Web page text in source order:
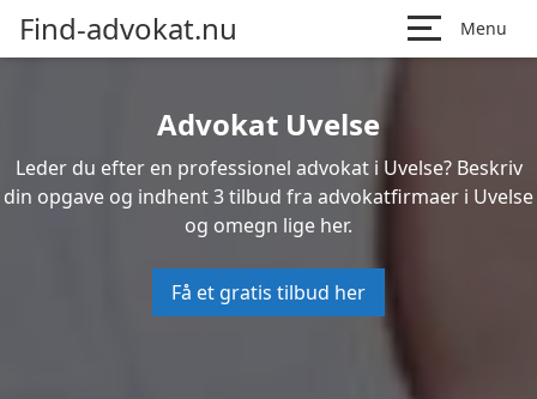
Find-advokat.nu Menu
Advokat Uvelse
Leder du efter en professionel advokat i Uvelse? Beskriv
din opgave og indhent 3 tilbud fra advokatfirmaer i Uvelse
og omegn lige her.
Få et gratis tilbud her